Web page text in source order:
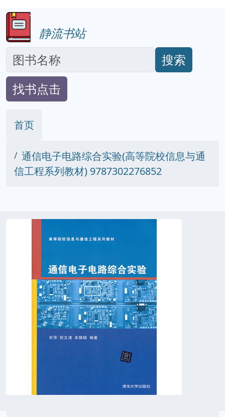
静流书站
搜索
找书点击
首页
通信电子电路综合实验(高等院校信息与通
信工程系列教材) 9787302276852